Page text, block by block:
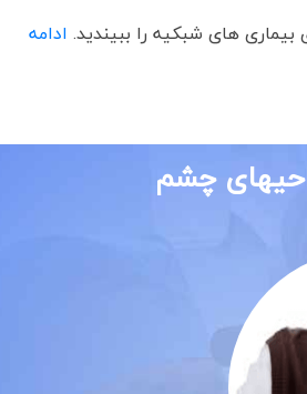
های شبکیه را ببیندید. ادامه
چشم